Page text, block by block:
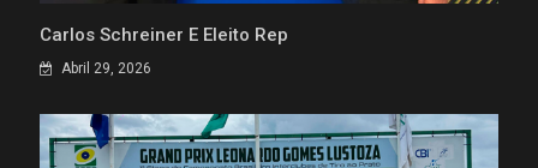
Carlos Schreiner É Eleito Rep
Abril 29, 2026